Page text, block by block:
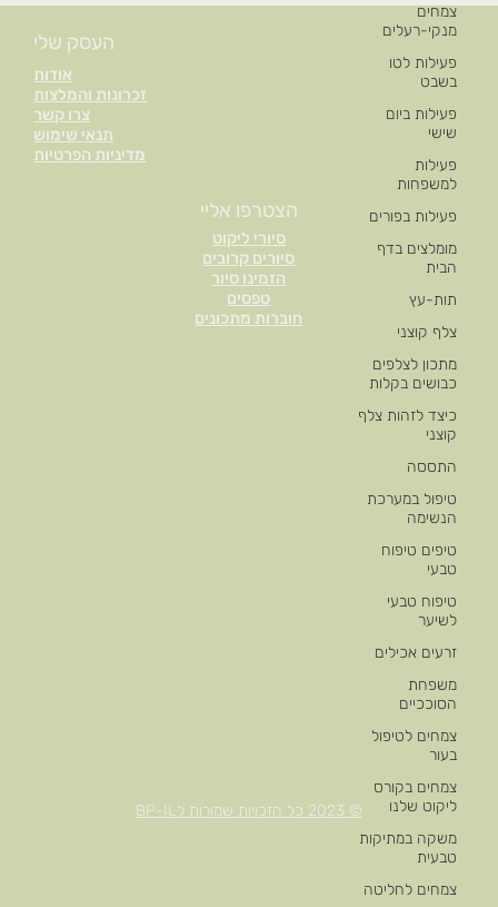
צמחים
מנקי-רעלים
פעילות לטו
בשבט
פעילות ביום
שישי
פעילות
למשפחות
פעילות בפורים
מומלצים בדף
הבית
תות-עץ
צלף קוצני
מתכון לצלפים
כבושים בקלות
כיצד לזהות צלף
קוצני
התססה
טיפול במערכת
הנשימה
טיפים טיפוח
טבעי
טיפוח טבעי
לשיער
זרעים אכילים
משפחת
הסוככיים
צמחים לטיפול
בעור
צמחים בקורס
ליקוט שלנו
משקה במתיקות
טבעית
צמחים לחליטה
אודות
זכרונות והמלצות
צרו קשר
תנאי שימוש
מדיניות הפרטיות
העסק שלי
סיורי ליקוט
סיורים קרובים
הזמינו סיור
טפסים
חוברות מתכונים
הצטרפו אליי
© 2023 כל הזכויות שמורות לBP-IL